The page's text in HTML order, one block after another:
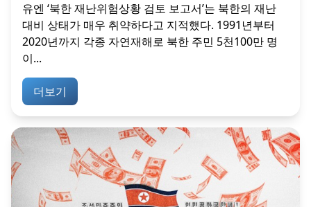
유엔 ‘북한 재난위험상황 검토 보고서’는 북한의 재난
대비 상태가 매우 취약하다고 지적했다. 1991년부터
2020년까지 각종 자연재해로 북한 주민 5천100만 명
이...
더보기